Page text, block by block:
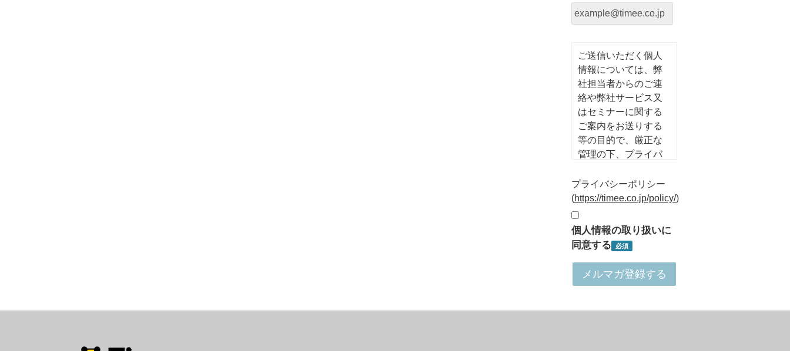
ご送信いただく個人
情報については、弊
社担当者からのご連
絡や弊社サービス又
はセミナーに関する
ご案内をお送りする
等の目的で、厳正な
管理の下、プライバ
て利用させていただ
きます。
プライバシーポリシー
(https://timee.co.jp/policy/)
個人情報の取り扱いに
同意する